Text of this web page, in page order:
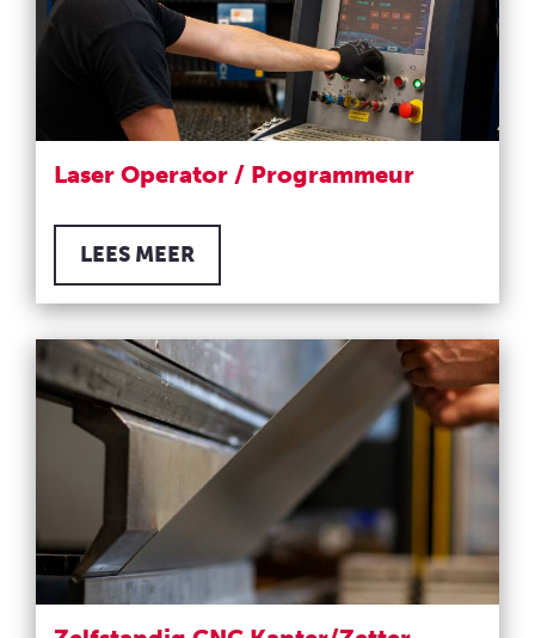
Laser Operator / Programmeur
LEES MEER